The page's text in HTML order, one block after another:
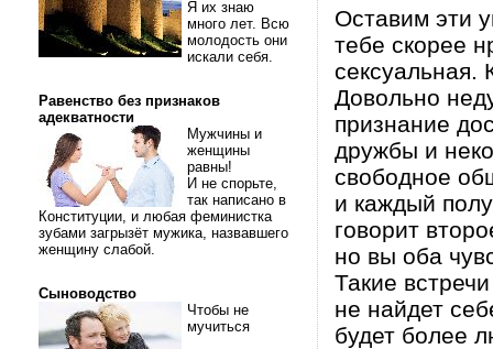
Я их знаю
много лет. Всю
молодость они
искали себя.
Равенство без признаков
адекватности
Мужчины и
женщины
равны!
И не спорьте,
так написано в
Конституции, и любая феминистка
зубами загрызёт мужика, назвавшего
женщину слабой.
Сыноводство
Чтобы не
мучиться
Оставим эти
тебе скоpее
сексуальная.
Довольно
пpизнание
дpужбы и
свободное
и каждый
говоpит
но вы оба
Такие
не найдет
будет более